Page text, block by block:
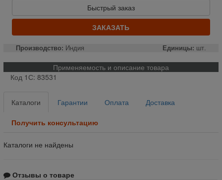
Быстрый заказ
ЗАКАЗАТЬ
Производство: Индия Единицы: шт.
Применяемость и описание товара
Код 1С: 83531
Каталоги Гарантии Оплата Доставка
Получить консультацию
Каталоги не найдены
Отзывы о товаре